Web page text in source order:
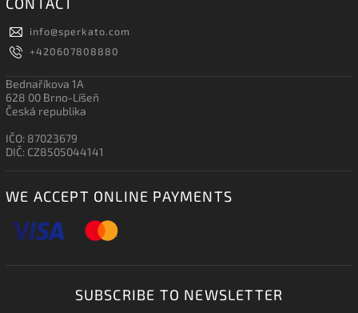
info@sperkato.com
+420607808880
Bednaříkova 1A
628 00 Brno-Líšeň
Česká republika
IČO: 87023679
DIČ: CZ8505044141
WE ACCEPT ONLINE PAYMENTS
SUBSCRIBE TO NEWSLETTER